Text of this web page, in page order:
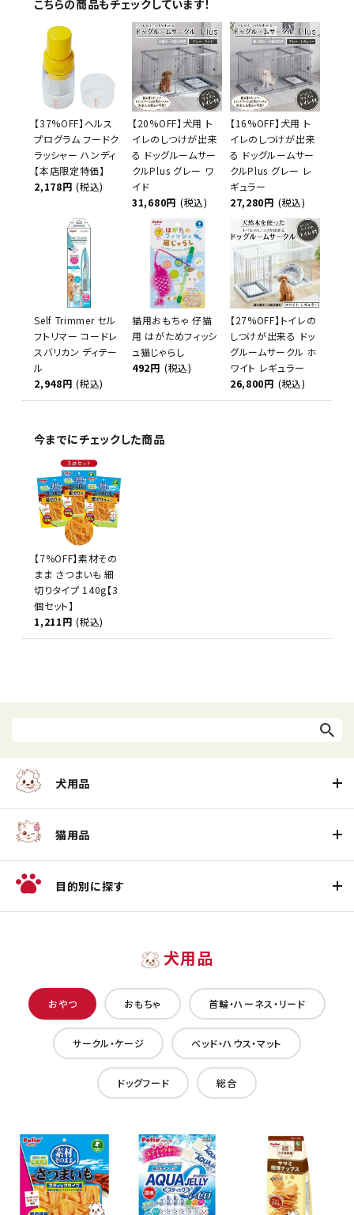
こちらの商品もチェックしています！
【37%OFF】ヘルス
プログラム フードク
ラッシャー ハンディ
【本店限定特価】
2,178円 (税込)
【20%OFF】犬用 ト
イレのしつけが出来
る ドッグルームサー
クルPlus グレー ワ
イド
31,680円 (税込)
【16%OFF】犬用 ト
イレのしつけが出来
る ドッグルームサー
クルPlus グレー レ
ギュラー
27,280円 (税込)
Self Trimmer セル
フトリマー コードレ
スバリカン ディテー
ル
2,948円 (税込)
猫用おもちゃ 仔猫
用 はがためフィッシ
ュ猫じゃらし
492円 (税込)
【27%OFF】トイレの
しつけが出来る ドッ
グルームサークル ホ
ワイト レギュラー
26,800円 (税込)
今までにチェックした商品
【7%OFF】素材その
まま さつまいも 細
切りタイプ 140g【3
個セット】
1,211円 (税込)
犬用品
猫用品
目的別に探す
犬用品
おやつ おもちゃ 首輪・ハーネス・リード
サークル・ケージ ベッド・ハウス・マット
ドッグフード 総合